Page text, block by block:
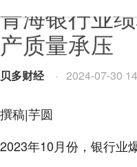
青海银行业
产质量承压
贝多财经· 2024-07-30
撰稿|芋圆
2023年10月份，银行业